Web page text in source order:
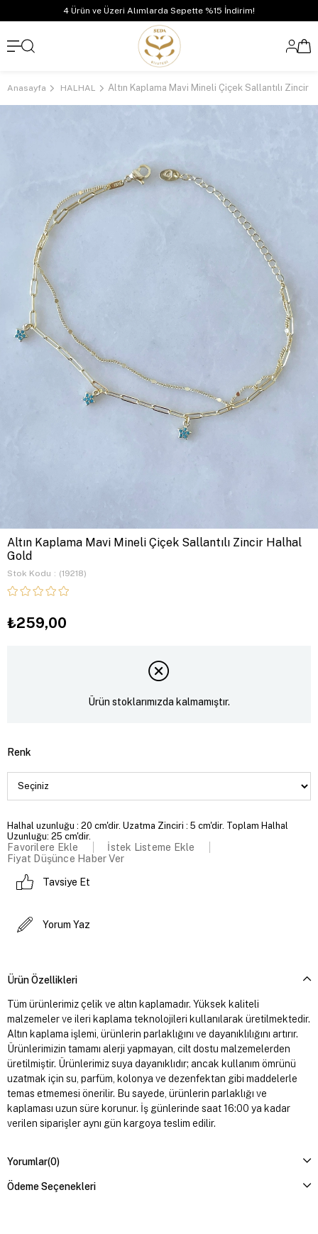
4 Ürün ve Üzeri Alımlarda Sepette %15 İndirim!
Anasayfa HALHAL
Altın Kaplama Mavi Mineli Çiçek Sallantılı Zincir Halhal
Gold
Stok Kodu (19218)
₺259,00
Ürün stoklarımızda kalmamıştır.
Renk
Halhal uzunluğu : 20 cm'dir. Uzatma Zinciri : 5 cm'dir. Toplam Halhal
Uzunluğu: 25 cm'dir.
Favorilere Ekle
İstek Listeme Ekle
Fiyat Düşünce Haber Ver
Tavsiye Et
Yorum Yaz
Ürün Özellikleri
Tüm ürünlerimiz çelik ve altın kaplamadır. Yüksek kaliteli
malzemeler ve ileri kaplama teknolojileri kullanılarak üretilmektedir.
Altın kaplama işlemi, ürünlerin parlaklığını ve dayanıklılığını artırır.
Ürünlerimizin tamamı alerji yapmayan, cilt dostu malzemelerden
üretilmiştir. Ürünlerimiz suya dayanıklıdır; ancak kullanım ömrünü
uzatmak için su, parfüm, kolonya ve dezenfektan gibi maddelerle
temas etmemesi önerilir. Bu sayede, ürünlerin parlaklığı ve
kaplaması uzun süre korunur. İş günlerinde saat 16:00 ya kadar
verilen siparişler aynı gün kargoya teslim edilir.
Yorumlar(0)
Ödeme Seçenekleri